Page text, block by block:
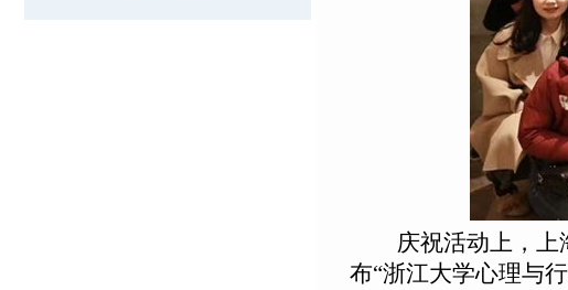
庆祝活动上，上
布“浙江大学心理与